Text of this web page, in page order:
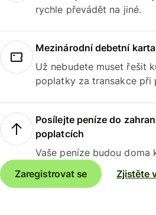
rychle převádět na jiné.
Mezinárodní debetní karta
Už nebudete muset řešit
poplatky za transakce při
Posílejte peníze do
poplatcích
Vaše peníze budou doma
Zaregistrovat se
Zjistěte